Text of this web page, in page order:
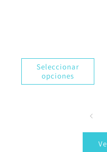
Seleccionar
opciones